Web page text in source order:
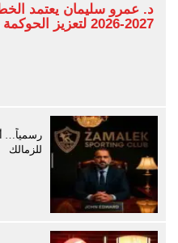
2026-2027 لتعزيز الحوكمة وتطوير التعليم الرياضي
رسمياً…
للزمالك